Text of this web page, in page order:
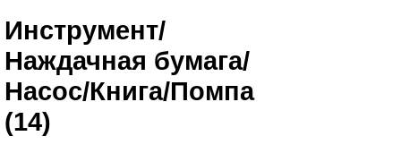
Инструмент/
Наждачная бумага/
Насос/Книга/Помпа
(14)